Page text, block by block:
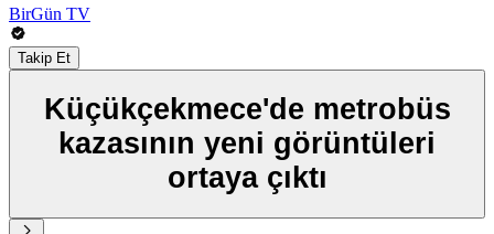
BirGün TV
Takip Et
Küçükçekmece'de metrobüs
kazasının yeni görüntüleri
ortaya çıktı